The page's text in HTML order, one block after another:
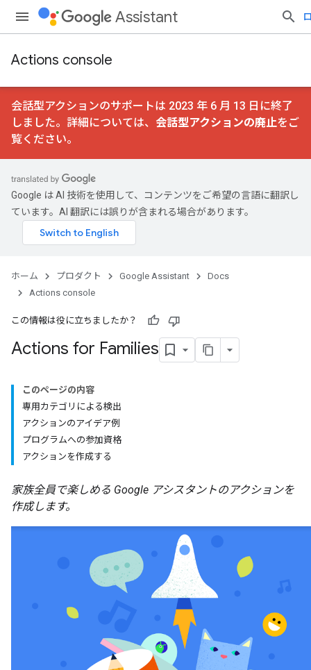
Assistant
Actions console
会話型アクションのサポートは 2023 年 6 月 13 日に終了
しました。詳細については、 会話型アクションの廃止をご
覧ください。
Google は AI 技術を使用して、コンテンツをご希望の言語に翻訳し
ています。AI 翻訳には誤りが含まれる場合があります。
ホーム プロダクト Google Assistant
Docs
Actions console
この情報は役に立ちましたか？
Actions for Families
このページの内容
専用カテゴリによる検出
アクションのアイデア例
プログラムへの参加資格
アクションを作成する
家族全員で楽しめる Google アシスタントのアクションを
作成します。